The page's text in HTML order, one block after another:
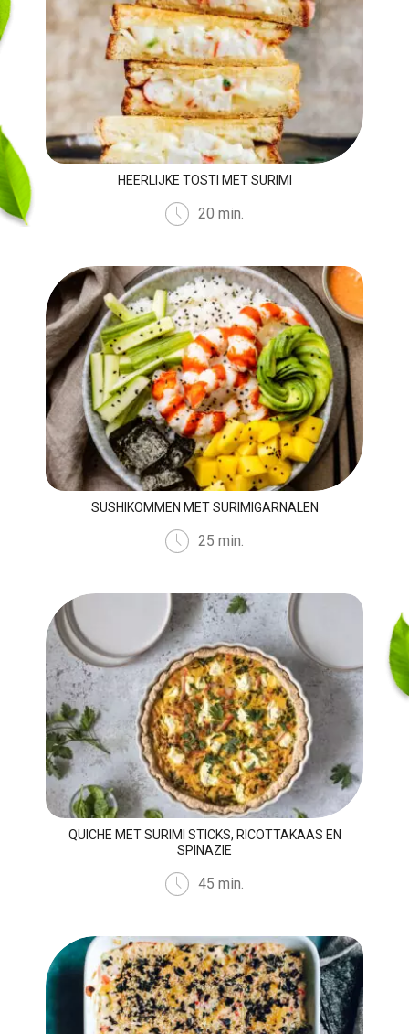
HEERLIJKE TOSTI MET SURIMI
20 min.
SUSHIKOMMEN MET SURIMIGARNALEN
25 min.
QUICHE MET SURIMI STICKS, RICOTTAKAAS EN
SPINAZIE
45 min.